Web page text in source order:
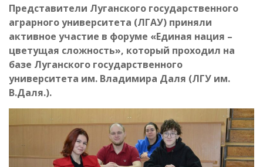
Представители Луганского государственного
аграрного университета (ЛГАУ) приняли
активное участие в форуме «Единая нация –
цветущая сложность», который проходил на
базе Луганского государственного
университета им. Владимира Даля (ЛГУ им.
В.Даля.).